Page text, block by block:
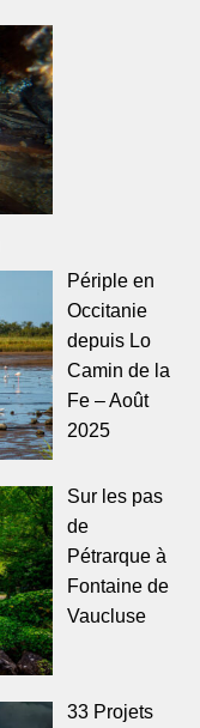
Périple en
Occitanie
depuis Lo
Camin de la
Fe – Août
2025
Sur les pas
de
Pétrarque à
Fontaine de
Vaucluse
33 Projets